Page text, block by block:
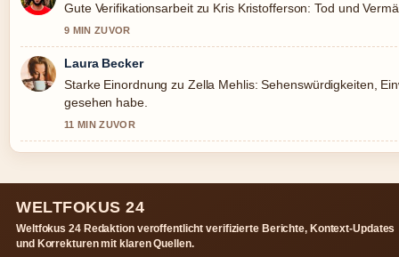
Gute Verifikationsarbeit zu Kris Kristofferson: Tod und
9 MIN ZUVOR
Laura Becker
Starke Einordnung zu Zella Mehlis: Sehenswürdigkeiten,
gesehen habe.
11 MIN ZUVOR
WELTFOKUS 24
Weltfokus 24 Redaktion veroffentlicht verifizierte Berichte, Kontext-Updates
und Korrekturen mit klaren Quellen.